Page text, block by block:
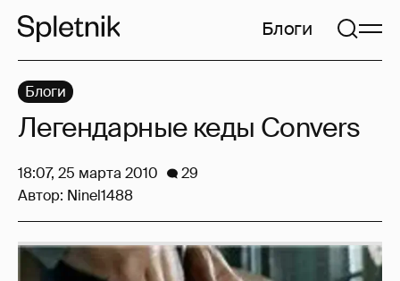
Блоги
Блоги
Легендарные кеды Convers
18:07, 25 марта 2010
29
Автор: Ninel1488